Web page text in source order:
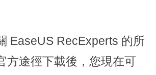
EaseUS RecExperts 的所
方途徑下載後，您現在可